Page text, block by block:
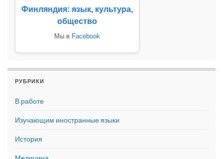
Финляндия: язык, культура,
общество
Мы в Facebook
РУБРИКИ
В работе
Изучающим иностранные языки
История